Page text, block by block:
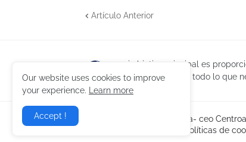
Artículo Anterior
mi objetivo principal es
puedan encontrar todo lo que
Jesus Caldera- ceo
Políticas de
Our website uses cookies to improve
your experience.
Learn more
Accept !